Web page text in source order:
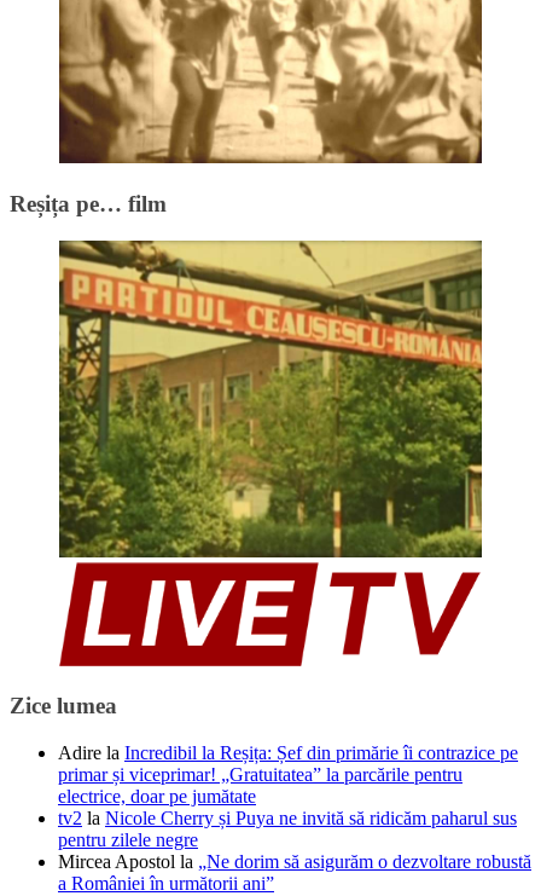
Reșița pe… film
Zice lumea
Adire la Incredibil la Reșița: Șef din primărie îi contrazice pe
primar și viceprimar! „Gratuitatea” la parcările pentru
electrice, doar pe jumătate
tv2 la Nicole Cherry și Puya ne invită să ridicăm paharul sus
pentru zilele negre
Mircea Apostol la „Ne dorim să asigurăm o dezvoltare robustă
a României în următorii ani”